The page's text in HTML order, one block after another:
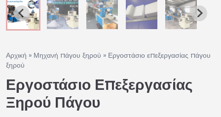
Αρχική » Μηχανή πάγου ξηρού » Εργοστάσιο επεξεργασίας πάγου
ξηρού
Εργοστάσιο Επεξεργασίας
Ξηρού Πάγου